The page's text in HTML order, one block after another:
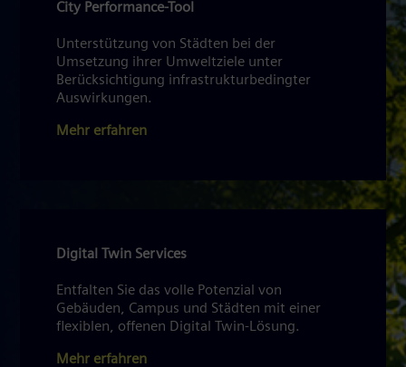
City Performance-Tool
Unterstützung von Städten bei der
Umsetzung ihrer Umweltziele unter
Berücksichtigung infrastrukturbedingter
Auswirkungen.
Mehr erfahren
Digital Twin Services
Entfalten Sie das volle Potenzial von
Gebäuden, Campus und Städten mit einer
flexiblen, offenen Digital Twin-Lösung.
Mehr erfahren